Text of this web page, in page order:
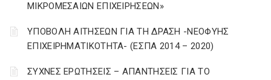
ΜΙΚΡΟΜΕΣΑΙΩΝ ΕΠΙΧΕΙΡΗΣΕΩΝ»
ΥΠΟΒΟΛΗ ΑΙΤΗΣΕΩΝ ΓΙΑ ΤΗ ΔΡΑΣΗ -ΝΕΟΦΥΗΣ
ΕΠΙΧΕΙΡΗΜΑΤΙΚΟΤΗΤΑ- (ΕΣΠΑ 2014 – 2020)
ΣΥΧΝΕΣ ΕΡΩΤΗΣΕΙΣ – ΑΠΑΝΤΗΣΕΙΣ ΓΙΑ ΤΟ